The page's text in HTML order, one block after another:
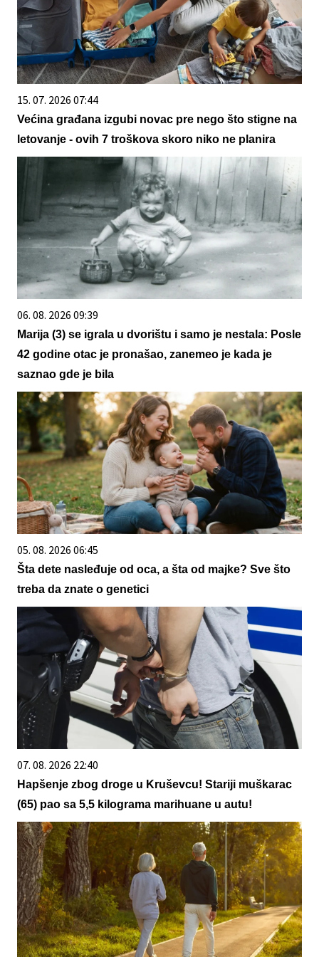
15. 07. 2026 07:44
Većina građana izgubi novac pre nego što stigne na
letovanje - ovih 7 troškova skoro niko ne planira
06. 08. 2026 09:39
Marija (3) se igrala u dvorištu i samo je nestala: Posle
42 godine otac je pronašao, zanemeo je kada je
saznao gde je bila
05. 08. 2026 06:45
Šta dete nasleđuje od oca, a šta od majke? Sve što
treba da znate o genetici
07. 08. 2026 22:40
Hapšenje zbog droge u Kruševcu! Stariji muškarac
(65) pao sa 5,5 kilograma marihuane u autu!